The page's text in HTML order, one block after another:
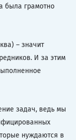
была грамотно
– значит
И за этим
задач, ведь мы
нуждаются в